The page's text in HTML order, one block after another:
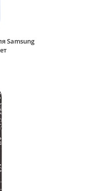
Samsung